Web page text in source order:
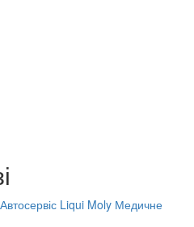
Автосервіс Liqui Moly Медичне